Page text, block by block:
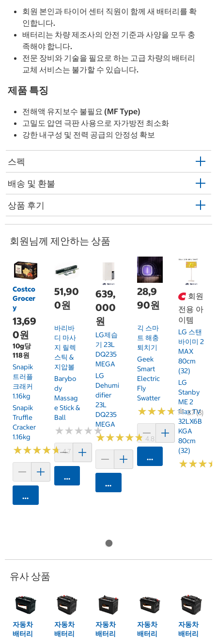
회원 본인과 타이어 센터 직원이 함께 새 배터리를 확
인합니다.
배터리는 차량 제조사의 안전 기준과 사양을 모두 충
족해야 합니다.
전문 장비와 기술을 필요로 하는 고급 차량의 배터리
교체 서비스는 불가할 수 있습니다.
제품 특징
전해액 유지보수 불필요 (MF Type)
고밀도 압연 극판 사용으로 자가방전 최소화
강한 내구성 및 전력 공급의 안정성 확보
스펙
배송 및 환불
상품 후기
회원님께 제안하는 상품
Costco
Grocer
y
13,69
0원
10g당
118원
Snapik
트러플
크래커
1.16kg
Snapik
Truffle
Cracker
1.16kg
★★★★★
★★★★★4.7 (159)
카트에 담기
51,90
0원
바리바
디 마사
지 릴렉
스틱 &
지압볼
Barybo
Dy
Massag
E Stick &
Ball
★★★★★
★★★★★
카트에 담기
639,
000
원
LG제습
기 23L
DQ235
MEGA
LG
Dehumi
Difier
23L
DQ235
MEGA
★★★★★
★★★★★ 4.8 (20)
카트에 담기
28,9
90원
긱 스마
트 해충
퇴치기
Geek
Smart
Electric
Fly
Swatter
★★★★★
★★★★★3.7 (3)
카트에 담기
회원
전용 아
이템
LG 스탠
바이미 2
MAX
80cm
(32)
LG
Stanby
ME 2
Max TV
32LX6B
KGA
80cm
(32)
★★★
★★★
유사 상품
자동차
배터리
자동차
배터리
자동차
배터리
자동차
배터리
자동차
배터리